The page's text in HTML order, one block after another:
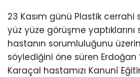
23 Kasım günü Plastik cerrahi
yüz yüze görüşme
hastanın sorumluluğunu
söylediğini öne süren Erdoğan
Karaçal hastamızı Kanunî